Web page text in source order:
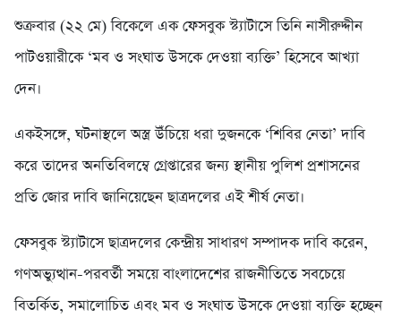
শুক্রবার (২২ মে) বিকেলে এক ফেসবুক স্ট্যাটাসে তিনি নাসীরুদ্দীন
পাটওয়ারীকে ‘মব ও সংঘাত উসকে দেওয়া ব্যক্তি’ হিসেবে আখ্যা
দেন।
একইসঙ্গে, ঘটনাস্থলে অস্ত্র উঁচিয়ে ধরা দুজনকে ‘শিবির নেতা’ দাবি
করে তাদের অনতিবিলম্বে গ্রেপ্তারের জন্য স্থানীয় পুলিশ প্রশাসনের
প্রতি জোর দাবি জানিয়েছেন ছাত্রদলের এই শীর্ষ নেতা।
ফেসবুক স্ট্যাটাসে ছাত্রদলের কেন্দ্রীয় সাধারণ সম্পাদক দাবি করেন,
গণঅভ্যুত্থান-পরবর্তী সময়ে বাংলাদেশের রাজনীতিতে সবচেয়ে
বিতর্কিত, সমালোচিত এবং মব ও সংঘাত উসকে দেওয়া ব্যক্তি হচ্ছেন